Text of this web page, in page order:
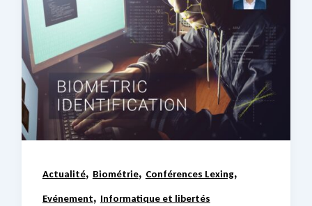
Actualité, Biométrie, Conférences Lexing,
Evénement, Informatique et libertés